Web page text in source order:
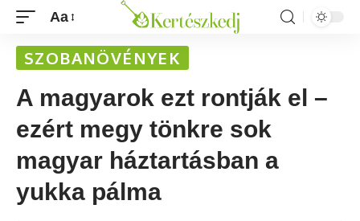
Aa
SZOBANÖVÉNYEK
A magyarok ezt rontják el –
ezért megy tönkre sok
magyar háztartásban a
yukka pálma